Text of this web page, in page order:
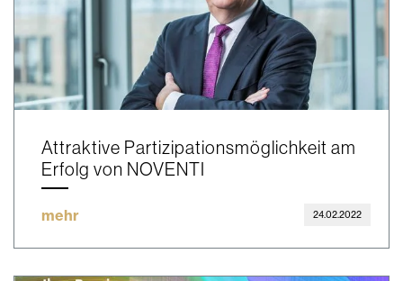
Attraktive Partizipationsmöglichkeit am
Erfolg von NOVENTI
mehr 24.02.2022